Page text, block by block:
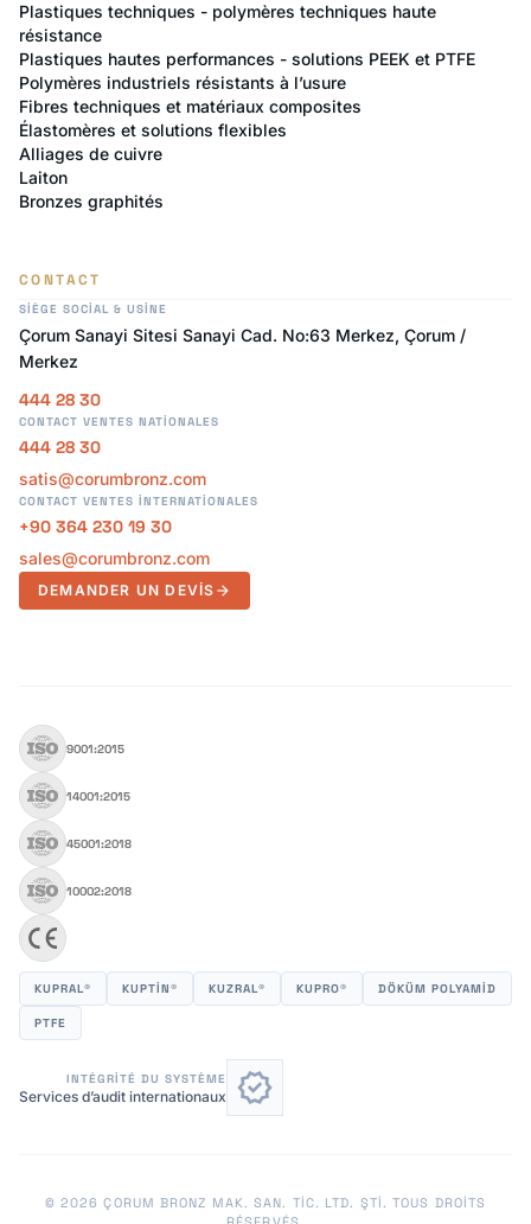
Plastiques techniques - polymères techniques haute
résistance
Plastiques hautes performances - solutions PEEK et PTFE
Polymères industriels résistants à l’usure
Fibres techniques et matériaux composites
Élastomères et solutions flexibles
Alliages de cuivre
Laiton
Bronzes graphités
CONTACT
SIÈGE SOCIAL & USINE
Çorum Sanayi Sitesi Sanayi Cad. No:63 Merkez, Çorum /
Merkez
444 28 30
CONTACT VENTES NATIONALES
444 28 30
satis@corumbronz.com
CONTACT VENTES INTERNATIONALES
+90 364 230 19 30
sales@corumbronz.com
DEMANDER UN DEVIS arrow_forward
9001:2015
14001:2015
45001:2018
10002:2018
KUPRAL® KUPTİN® KUZRAL® KUPRO® DÖKÜM POLYAMID
PTFE
INTÉGRITÉ DU SYSTÈME
Services d’audit internationaux verified
© 2026 ÇORUM BRONZ MAK. SAN. TIC. LTD. ŞTİ. TOUS DROITS